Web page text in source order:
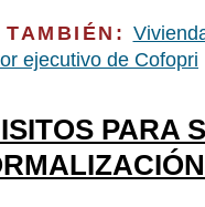
TAMBIÉN:
ejecutivo de Cofopri
PARA